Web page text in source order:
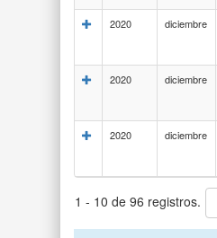
2020
diciembre
2020
diciembre
2020
diciembre
1 - 10 de 96 registros.